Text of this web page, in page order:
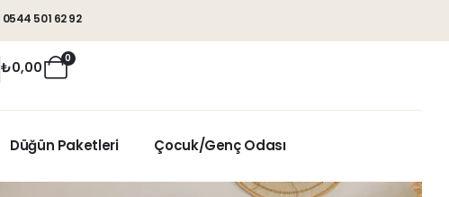
0544 501 62 92
0
₺0,00
Düğün Paketleri Çocuk/Genç Odası